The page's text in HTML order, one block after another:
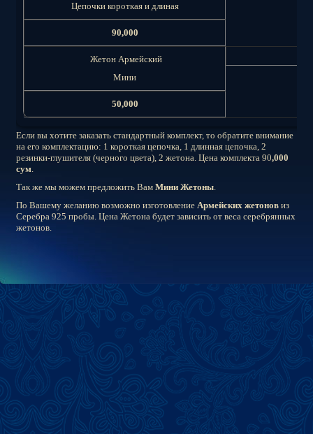
Цепочки короткая и длиная
90,000
Жетон Армейский
Мини
50,000
Если вы хотите заказать стандартный комплект, то обратите внимание
на его комплектацию: 1 короткая цепочка, 1 длинная цепочка, 2
резинки-глушителя (черного цвета), 2 жетона. Цена комплекта 90,000
сум.
Так же мы можем предложить Вам Мини Жетоны.
По Вашему желанию возможно изготовление Армейских жетонов из
Серебра 925 пробы. Цена Жетона будет зависить от веса серебрянных
жетонов.